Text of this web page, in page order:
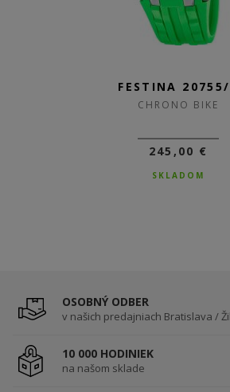
FESTINA
CHRONO BIKE
245,00 €
SKLADOM
OSOBNÝ ODBER
v našich predajniach Bratislava /
10 000 HODINIEK
na našom sklade